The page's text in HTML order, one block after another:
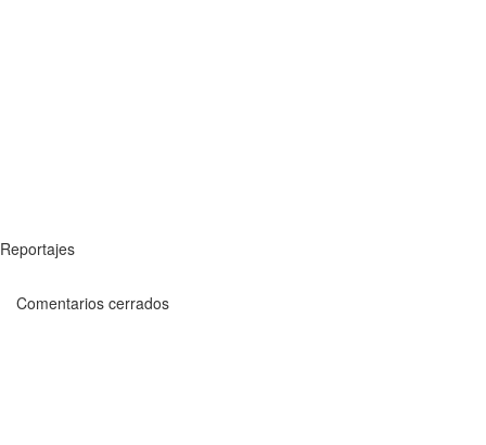
Reportajes
Comentarios cerrados